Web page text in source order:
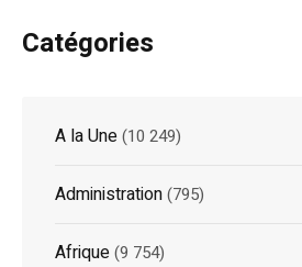
Catégories
A la Une(10 249)
Administration(795)
Afrique(9 754)